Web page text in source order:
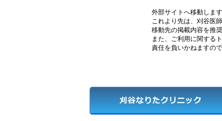
外部サイトへ移動しま
これより先は、刈谷医
移動先の掲載内容を推
また、ご利用に関する
責任を負いかねますの